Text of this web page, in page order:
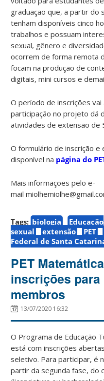
graduação que, a partir do
tenham disponíveis cinco
trabalhos e possuam
sexual, gênero e
ocorrem de forma remota
focam na produção de
digitais, mini cursos e
O período de inscrições vai
participação no projeto dá
atividades de extensão de
O formulário de inscrição e
disponível na página do
Mais informações pelo e-
mail
Tags: biologia
Educação
sexual
extensão PET
Federal de Santa
PET
inscrições para
membros
13/07/2020 16:32
O Programa de Educação
está com inscrições
seletivo. Para participar, é
partir da segunda fase, do